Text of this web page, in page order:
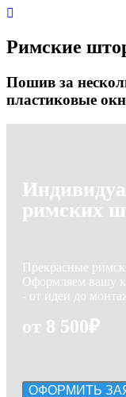
Римские
Пошив за
пластиковые
римских
Прекрасные
Оформляем вашу
- от идеи до
от 8 500₽